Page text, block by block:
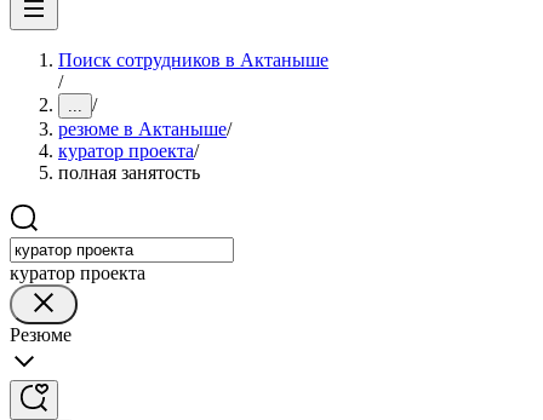
Поиск сотрудников в Актаныше
/
... /
резюме в Актаныше/
куратор проекта/
полная занятость
куратор проекта
Резюме